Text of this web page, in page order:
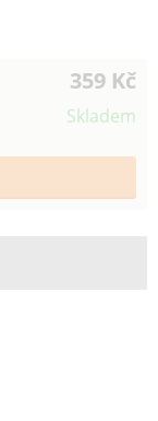
359 Kč
Skladem